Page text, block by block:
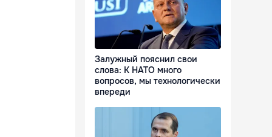
Залужный пояснил свои
слова: К НАТО много
вопросов, мы технологически
впереди